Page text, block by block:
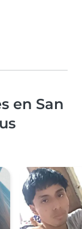
en San